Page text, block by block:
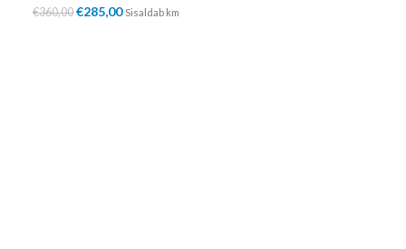
€360,00 €285,00 Sisaldab km